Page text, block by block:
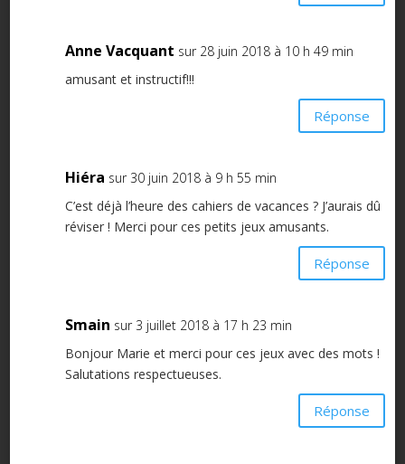
Anne Vacquant sur 28 juin 2018 à 10 h 49 min
amusant et instructif!!!
Réponse
Hiéra sur 30 juin 2018 à 9 h 55 min
C’est déjà l’heure des cahiers de vacances ? J’aurais dû
réviser ! Merci pour ces petits jeux amusants.
Réponse
Smain sur 3 juillet 2018 à 17 h 23 min
Bonjour Marie et merci pour ces jeux avec des mots !
Salutations respectueuses.
Réponse